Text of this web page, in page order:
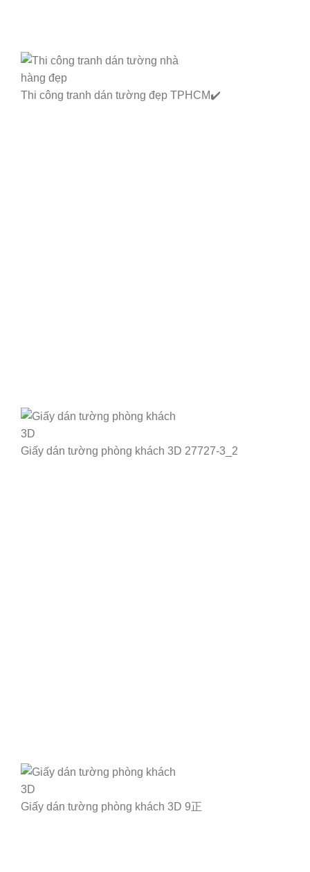
Thi công tranh dán tường đẹp TPHCM✔️
Giấy dán tường phòng khách 3D 27727-3_2
Giấy dán tường phòng khách 3D 9正